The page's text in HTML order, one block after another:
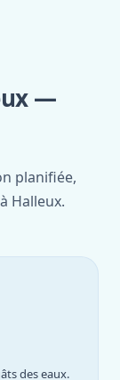
—
planifiée,
Halleux.
des eaux.